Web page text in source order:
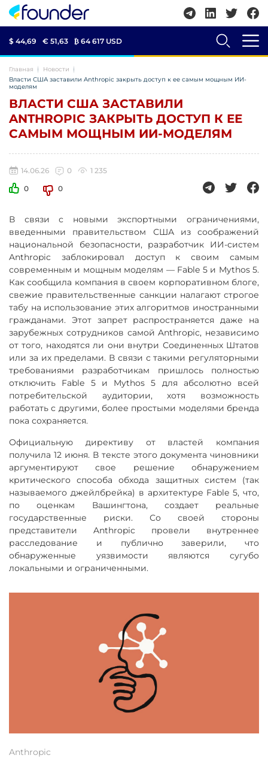
$ 44,69 € 51,63 ₿ 64 617 USD
Главная
Новости
Власти США заставили Anthropic закрыть доступ к ее самым мощным ИИ-
моделям
ВЛАСТИ США ЗАСТАВИЛИ
ANTHROPIC ЗАКРЫТЬ ДОСТУП К ЕЕ
САМЫМ МОЩНЫМ ИИ-МОДЕЛЯМ
14.06.26 0
1 235
0
0
В связи с новыми экспортными ограничениями,
введенными правительством США из соображений
национальной безопасности, разработчик ИИ-систем
Anthropic заблокировал доступ к своим самым
современным и мощным моделям — Fable 5 и Mythos 5.
Как сообщила компания в своем корпоративном блоге,
свежие правительственные санкции налагают строгое
табу на использование этих алгоритмов иностранными
гражданами. Этот запрет распространяется даже на
зарубежных сотрудников самой Anthropic, независимо
от того, находятся ли они внутри Соединенных Штатов
или за их пределами. В связи с такими регуляторными
требованиями разработчикам пришлось полностью
отключить Fable 5 и Mythos 5 для абсолютно всей
потребительской аудитории, хотя возможность
работать с другими, более простыми моделями бренда
пока сохраняется.
Официальную директиву от властей компания
получила 12 июня. В тексте этого документа чиновники
аргументируют свое решение обнаружением
критического способа обхода защитных систем (так
называемого джейлбрейка) в архитектуре Fable 5, что,
по оценкам Вашингтона, создает реальные
государственные риски. Со своей стороны
представители Anthropic провели внутреннее
расследование и публично заверили, что
обнаруженные уязвимости являются сугубо
локальными и ограниченными.
Anthropic